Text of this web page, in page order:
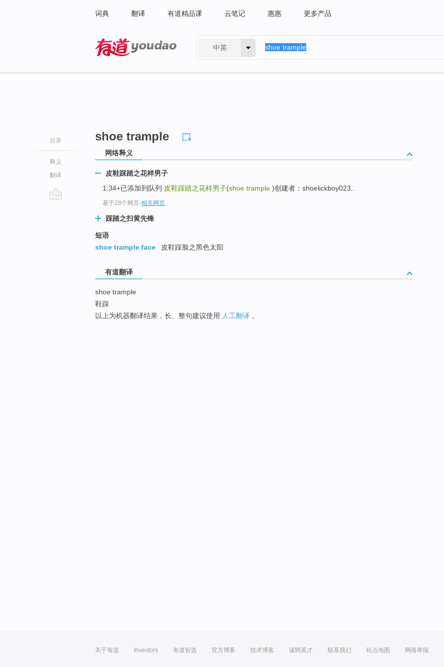
词典 翻译 有道精品课 云笔记 惠惠 更多产品
中英
目录
释义
翻译
shoe trample
网络释义
皮鞋踩踏之花样男子
1:34+已添加到队列 皮鞋踩踏之花样男子(shoe trample )创建者：shoelickboy023..
基于28个网页-相关网页
踩踏之扫黄先锋
短语
shoe trample face
皮鞋踩脸之黑色太阳
有道翻译
shoe trample
鞋踩
以上为机器翻译结果，长、整句建议使用 人工翻译 。
关于有道 Investors 有道智选 官方博客 技术博客 诚聘英才 联系我们 站点地图 网络举报